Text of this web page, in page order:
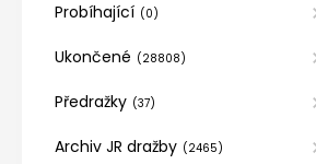
Probíhající (0)
Ukončené (28808)
Předražky (37)
Archiv JR dražby (2465)